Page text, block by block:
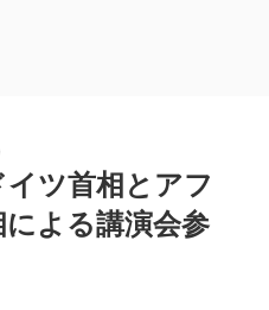
ツ首相とアフ
による講演会参